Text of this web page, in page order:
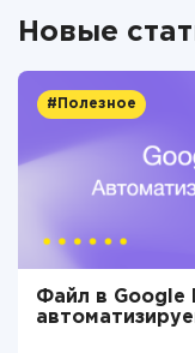
Новые
#Полезное
Файл в Google